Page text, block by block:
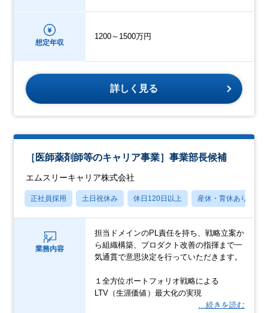
想定年収
1200～1500万円
詳しく見る
［医師薬剤師等のキャリア事業］事業部長候補
エムスリーキャリア株式会社
正社員採用 土日祝休み 休日120日以上 産休・育休あり
業務内容
担当ドメインのPL責任を持ち、戦略立案か
ら組織構築、プロダクト改善の指揮まで一
気通貫で意思決定を行っていただきます。
１全方位ポートフォリオ戦略による
LTV（生涯価値）最大化の実現
…続きを読む